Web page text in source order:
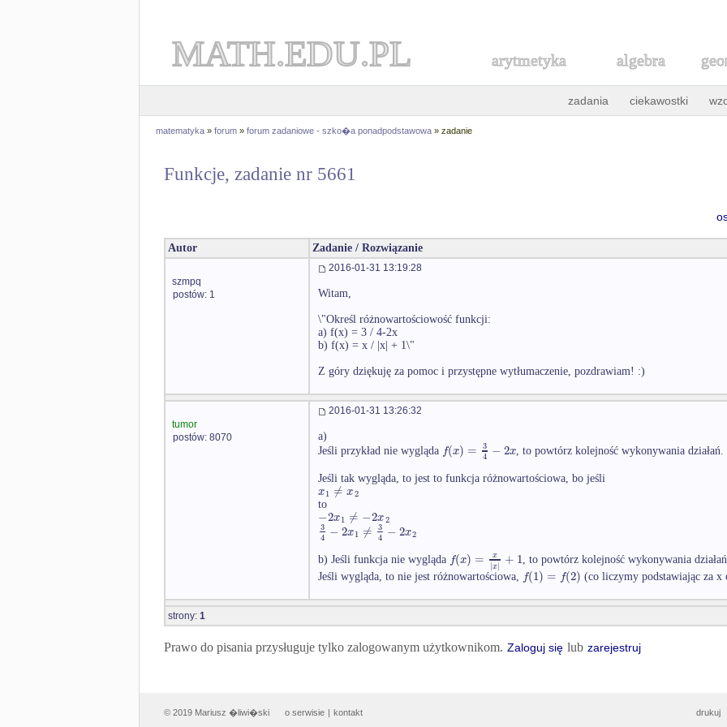
MATH.EDU.PL arytmetyka algebra
zadania ciekawostki
matematyka » forum » forum zadaniowe - szko�a ponadpodstawowa » zadanie
Funkcje, zadanie nr 5661
Autor Zadanie / Rozwiązanie
szmpq
postów: 1
2016-01-31 13:19:28
Witam,
\"Określ różnowartościowość funkcji:
a) f(x) = 3 / 4-2x
b) f(x) = x / |x| + 1\"
Z góry dziękuję za pomoc i przystępne wytłumaczenie, pozdrawiam! :)
tumor
postów: 8070
2016-01-31 13:26:32
a)
Jeśli przykład nie wygląda f(x) = 3
4 − 2x , to powtórz kolejność wykonywania działań.
Jeśli tak wygląda, to jest to funkcja różnowartościowa, bo jeśli
x1 ≠ x2
to
−2x1 ≠ −2x2
3
4 − 2x1 ≠ 3
4 − 2x2
b) Jeśli funkcja nie wygląda f(x) = x
∣x∣ + 1 , to powtórz kolejność wykonywania działań.
Jeśli wygląda, to nie jest różnowartościowa, f(1) = f(2) (co liczymy podstawiając za x
strony: 1
Prawo do pisania przysługuje tylko zalogowanym użytkownikom. Zaloguj się lub zarejestruj
© 2019 Mariusz �liwi�ski o serwisie | kontakt drukuj